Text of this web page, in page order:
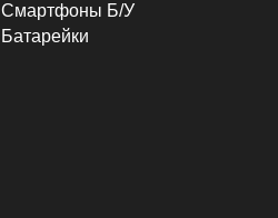
Смартфоны Б/У
Батарейки